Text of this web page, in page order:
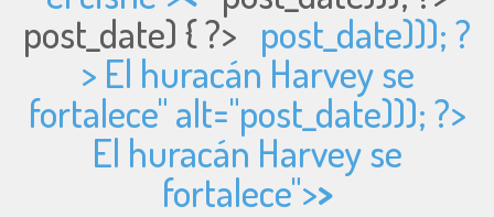
post_date) { ?> post_date))); ?
> El huracán Harvey se
fortalece" alt="post_date))); ?>
El huracán Harvey se
fortalece">>